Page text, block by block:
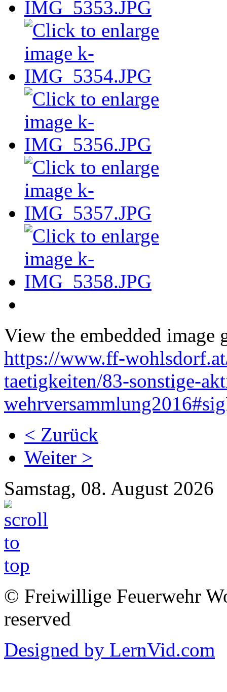
View the embedded image
https://www.ff-
taetigkeiten/83-sonstige-
< Zurück
Weiter >
Samstag, 08. August 2026
© Freiwillige Feuerwehr
reserved
Designed by LernVid.com